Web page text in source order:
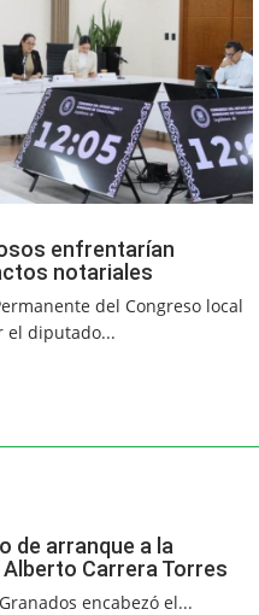
enfrentarían
notariales
del Congreso local
el diputado...
de arranque a la
Carrera Torres
encabezó el...